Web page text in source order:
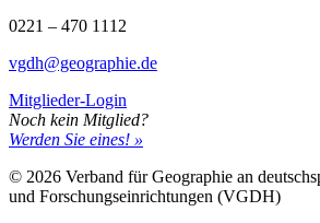
0221 – 470 1112
vgdh@geographie.de
Mitglieder-Login
Noch kein Mitglied?
Werden Sie eines! »
© 2026 Verband für Geographie an
und Forschungseinrichtungen (VGDH)